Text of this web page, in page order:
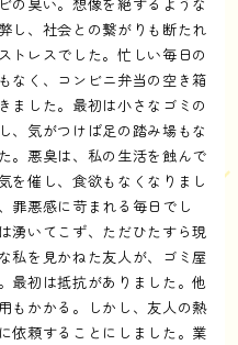
し、社会との繋がりも断たれ
トレスでした。忙しい毎日の
なく、コンビニ弁当の空き箱
ました。最初は小さなゴミの
、気がつけば足の踏み場もな
。悪臭は、私の生活を蝕んで
を催し、食欲もなくなりまし
罪悪感に苛まれる毎日でし
湧いてこず、ただひたすら現
私を見かねた友人が、ゴミ屋
最初は抵抗がありました。他
もかかる。しかし、友人の熱
依頼することにしました。業